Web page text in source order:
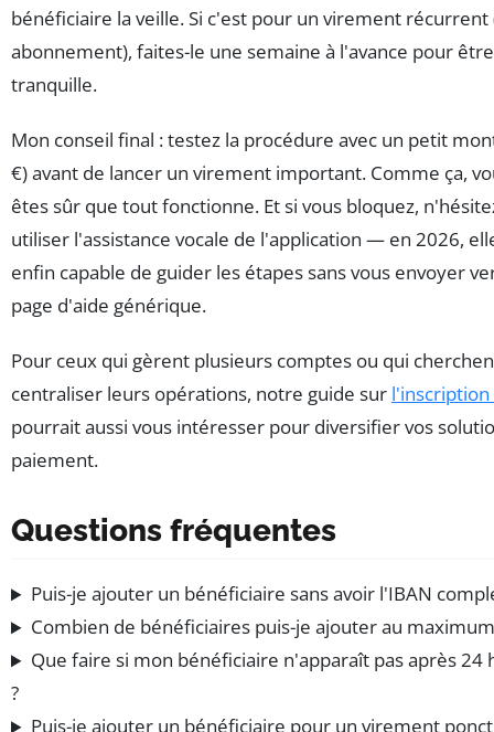
bénéficiaire la veille. Si c'est pour un virement récurrent
abonnement), faites-le une semaine à l'avance pour être
tranquille.
Mon conseil final : testez la procédure avec un petit
€) avant de lancer un virement important. Comme ça,
êtes sûr que tout fonctionne. Et si vous bloquez,
utiliser l'assistance vocale de l'application — en 2026,
enfin capable de guider les étapes sans vous envoyer
page d'aide générique.
Pour ceux qui gèrent plusieurs comptes ou qui
centraliser leurs opérations, notre guide sur l'inscription
pourrait aussi vous intéresser pour diversifier vos
paiement.
Questions fréquentes
Puis-je ajouter un bénéficiaire sans avoir l'IBAN
Combien de bénéficiaires puis-je ajouter au
Que faire si mon bénéficiaire n'apparaît pas après 24
?
Puis-je ajouter un bénéficiaire pour un virement